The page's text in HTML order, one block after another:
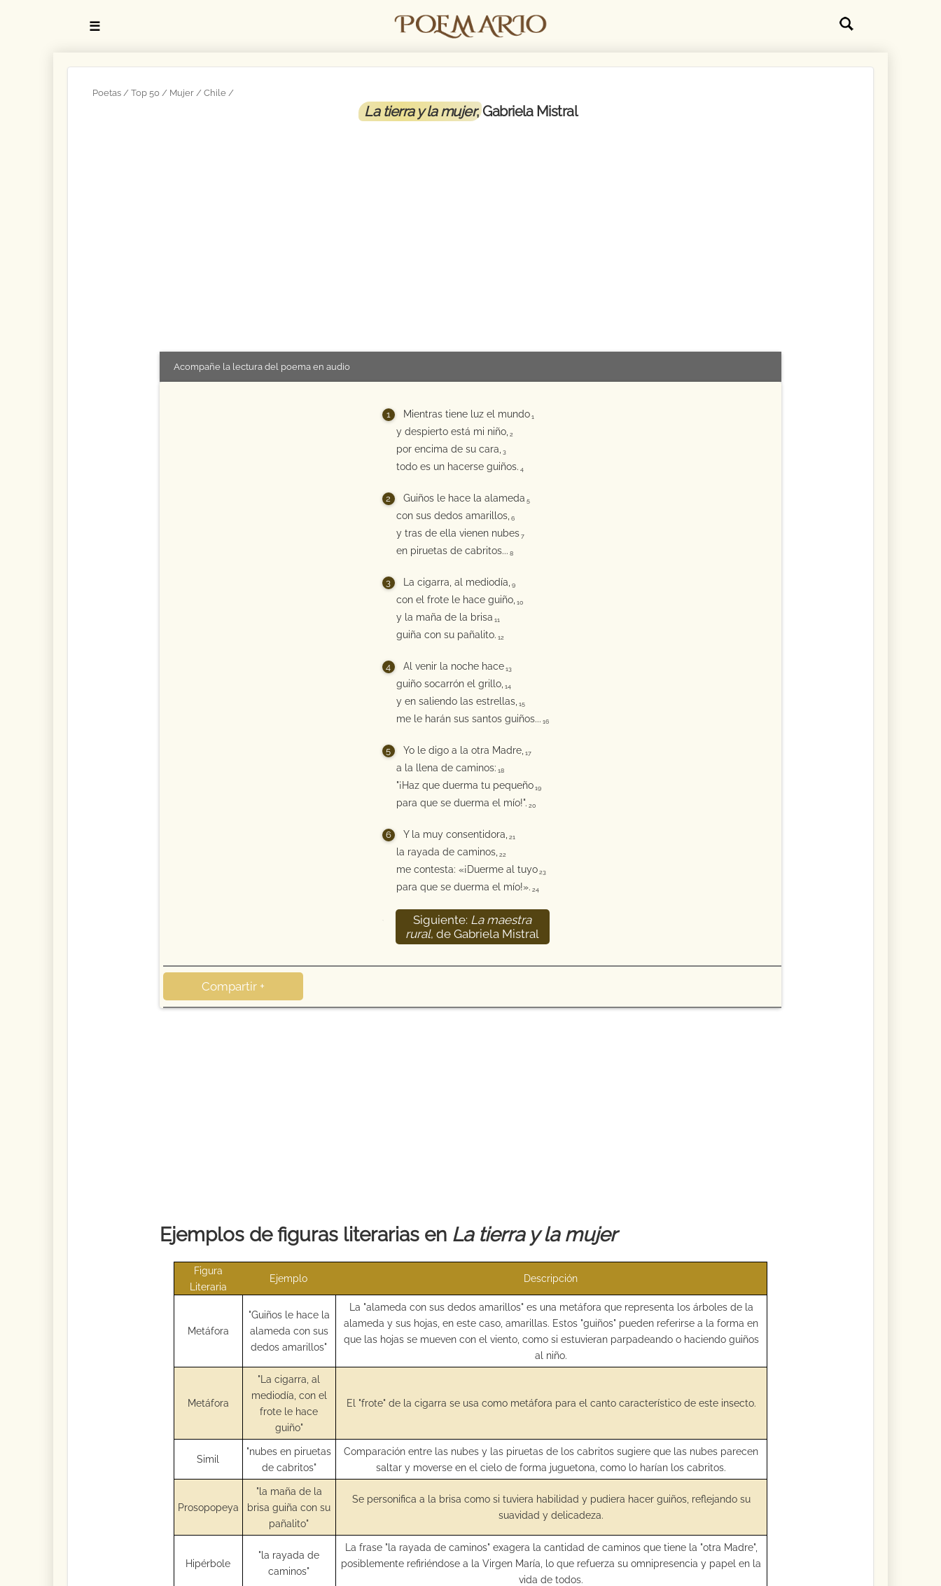
☰
Poetas Top 50 Mujer Chile
La tierra y la mujer, Gabriela Mistral
Acompañe la lectura del poema en audio
Mientras tiene luz el mundo 1
y despierto está mi niño, 2
por encima de su cara, 3
todo es un hacerse guiños. 4
Guiños le hace la alameda 5
con sus dedos amarillos, 6
y tras de ella vienen nubes 7
en piruetas de cabritos... 8
La cigarra, al mediodía, 9
con el frote le hace guiño, 10
y la maña de la brisa 11
guiña con su pañalito. 12
Al venir la noche hace 13
guiño socarrón el grillo, 14
y en saliendo las estrellas, 15
me le harán sus santos guiños... 16
Yo le digo a la otra Madre, 17
a la llena de caminos: 18
"¡Haz que duerma tu pequeño 19
para que se duerma el mío!". 20
Y la muy consentidora, 21
la rayada de caminos, 22
me contesta: «¡Duerme al tuyo 23
para que se duerma el mío!». 24
Siguiente: La maestra
rural, de Gabriela Mistral
Compartir +
Ejemplos de figuras literarias en La tierra y la mujer
Figura
Literaria
Ejemplo Descripción
Metáfora
"Guiños le hace la
alameda con sus
dedos amarillos"
La "alameda con sus dedos amarillos" es una metáfora que representa los árboles de la
alameda y sus hojas, en este caso, amarillas. Estos "guiños" pueden referirse a la forma en
que las hojas se mueven con el viento, como si estuvieran parpadeando o haciendo guiños
al niño.
Metáfora
"La cigarra, al
mediodía, con el
frote le hace
guiño"
El "frote" de la cigarra se usa como metáfora para el canto característico de este insecto.
Simil
"nubes en piruetas
de cabritos"
Comparación entre las nubes y las piruetas de los cabritos sugiere que las nubes parecen
saltar y moverse en el cielo de forma juguetona, como lo harían los cabritos.
Prosopopeya
"la maña de la
brisa guiña con su
pañalito"
Se personifica a la brisa como si tuviera habilidad y pudiera hacer guiños, reflejando su
suavidad y delicadeza.
Hipérbole
"la rayada de
caminos"
La frase "la rayada de caminos" exagera la cantidad de caminos que tiene la "otra Madre",
posiblemente refiriéndose a la Virgen María, lo que refuerza su omnipresencia y papel en la
vida de todos.